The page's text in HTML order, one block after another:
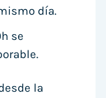
día.
se
la